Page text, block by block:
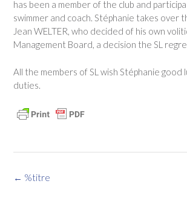
has been a member of the club and
swimmer and coach. Stéphanie takes over
Jean WELTER, who decided of his own
Management Board, a decision the SL
All the members of SL wish Stéphanie good
duties.
Navigation
← %titre